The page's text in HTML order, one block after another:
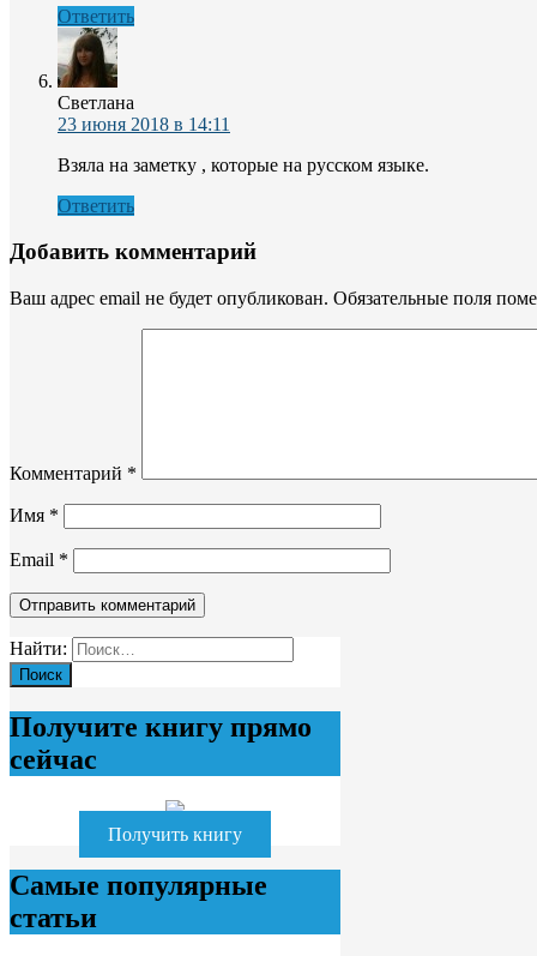
Ответить
Светлана
23 июня 2018 в 14:11
Взяла на заметку , которые на русском языке.
Ответить
Добавить комментарий
Ваш адрес email не будет опубликован. Обязательные поля
Комментарий *
Имя *
Email *
Найти:
Получите книгу прямо
сейчас
Получить книгу
Самые популярные
статьи